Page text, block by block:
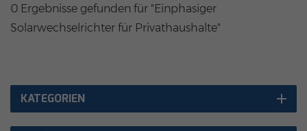
0 Ergebnisse gefunden für "Einphasiger
Solarwechselrichter für Privathaushalte"
KATEGORIEN